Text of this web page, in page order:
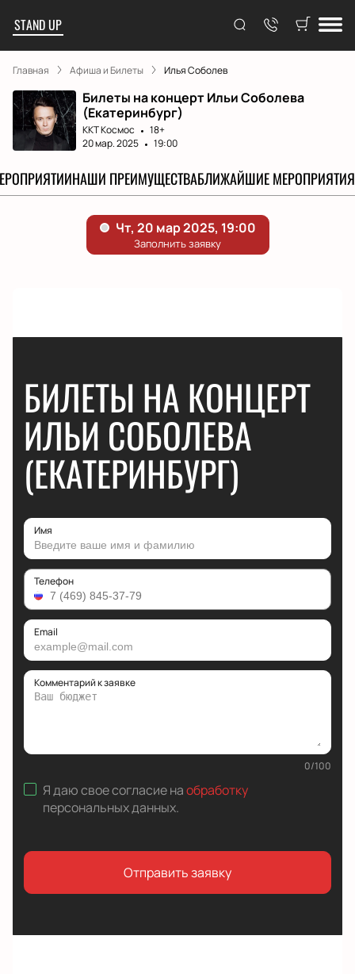
STAND UP
Главная Афиша и Билеты Илья Соболев
Билеты на концерт Ильи Соболева
(Екатеринбург)
ККТ Космос
18+
20 мар. 2025
19:00
НАШИ ПРЕИМУЩЕСТВАБЛИЖАЙШИЕ МЕРОПРИЯТИЯ
БИЛЕТЫ НА КОНЦЕРТ
ИЛЬИ СОБОЛЕВА
(ЕКАТЕРИНБУРГ)
Имя
Телефон
Email
Комментарий к заявке
0/100
Я даю свое согласие наобработку
персональных данных.
Отправить заявку